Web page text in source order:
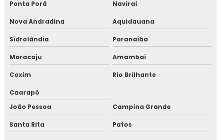
Ponta Porã Naviraí
Nova Andradina Aquidauana
Sidrolândia Paranaíba
Maracaju Amambai
Coxim Rio Brilhante
Caarapó
João Pessoa
Campina Grande
Santa Rita Patos